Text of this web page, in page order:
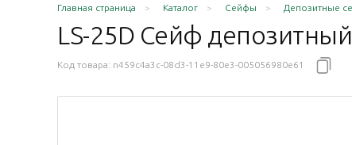
Главная страница Каталог Сейфы Депозитные
LS-25D Сейф депозитный
Код товара: n459c4a3c-08d3-11e9-80e3-005056980e61